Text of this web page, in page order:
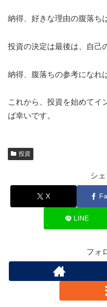
納得、好きな理由の腹落ち
投資の決定は最後は、自己
納得、腹落ちの参考になれ
これから、投資を始めてイ
ば幸いです。
投資
シ
X
LINE
フォ